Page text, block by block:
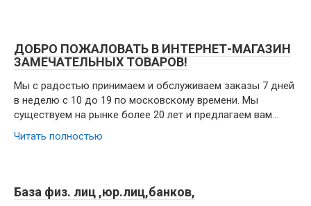
ДОБРО ПОЖАЛОВАТЬ В ИНТЕРНЕТ-МАГАЗИН
ЗАМЕЧАТЕЛЬНЫХ ТОВАРОВ!
Мы с радостью принимаем и обслуживаем заказы 7 дней
в неделю с 10 до 19 по московскому времени. Мы
существуем на рынке более 20 лет и предлагаем вам…
Читать полностью
База физ. лиц ,юр.лиц,банков,